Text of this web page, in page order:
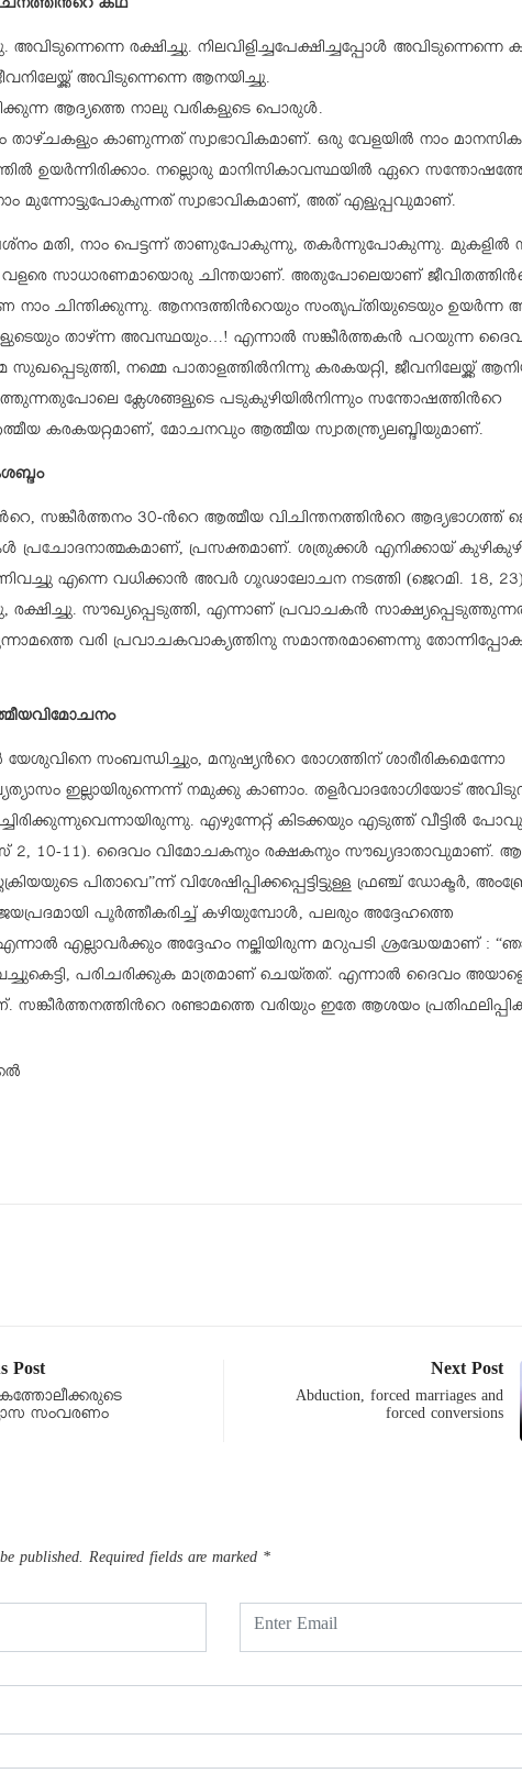
കഥ
രക്ഷിച്ചു. നിലവിളിച്ചപേക്ഷിച്ചപ്പോള്‍ അവിടുന്നെന്നെ
അവിടുന്നെന്നെ ആനയിച്ചു.
ആദ്യത്തെ നാലു വരികളുടെ പൊരുള്‍.
താഴ്ചകളും കാണുന്നത് സ്വാഭാവികമാണ്. ഒരു വേളയില്‍ നാം
ഉയര്‍ന്നിരിക്കാം. നല്ലൊരു മാനിസികാവസ്ഥയില്‍ ഏറെ
മുന്നോട്ടുപോകുന്നത് സ്വാഭാവികമാണ്, അത് എളുപ്പവുമാണ്.
മതി, നാം പെട്ടന്ന് താണുപോകുന്നു, തകര്‍ന്നുപോകുന്നു. മുകളില്‍
സാധാരണമായൊരു ചിന്തയാണ്. അതുപോലെയാണ്
നാം ചിന്തിക്കുന്നു. ആനന്ദത്തിന്‍റെയും സംതൃപ്തിയുടെയും ഉയര്‍ന്ന
താഴ്ന്ന അവസ്ഥയും…! എന്നാല്‍ സങ്കീര്‍ത്തകന്‍ പറയുന്ന
നമ്മെ പാതാളത്തില്‍നിന്നു കരകയറ്റി, ജീവനിലേയ്ക്ക്
ക്ലേശങ്ങളുടെ പടുകുഴിയില്‍നിന്നും സന്തോഷത്തിന്‍റെ
കരകയറ്റമാണ്, മോചനവും ആത്മീയ സ്വാതന്ത്ര്യലബ്ദിയുമാണ്.
സങ്കീര്‍ത്തനം 30-ന്‍റെ ആത്മീയ വിചിന്തനത്തിന്‍റെ ആദ്യഭാഗത്ത്
പ്രചോദനാത്മകമാണ്, പ്രസക്തമാണ്. ശത്രുക്കള്‍ എനിക്കായ്
എന്നെ വധിക്കാന്‍ അവര്‍ ഗൂഢാലോചന നടത്തി (ജെറമി. 18, 23).
സൗഖ്യപ്പെടുത്തി, എന്നാണ് പ്രവാചകന്‍
വരി പ്രവാചകവാക്യത്തിനു സമാന്തരമാണെന്നു
യേശുവിനെ സംബന്ധിച്ചും, മനുഷ്യന്‍റെ രോഗത്തിന് ശാരീരികമെന്നോ
ഇല്ലായിരുന്നെന്ന് നമുക്കു കാണാം. തളര്‍വാദരോഗിയോട്
എഴുന്നേറ്റ് കിടക്കയും എടുത്ത് വീട്ടില്‍
2, 10-11). ദൈവം വിമോചകനും രക്ഷകനും സൗഖ്യദാതാവുമാണ്.
പിതാവെ”ന്ന് വിശേഷിപ്പിക്കപ്പെട്ടിട്ടുള്ള ഫ്രഞ്ച് ഡോക്ടര്‍,
പൂര്‍ത്തീകരിച്ച് കഴിയുമ്പോള്‍, പലരും അദ്ദേഹത്തെ
എല്ലാവര്‍ക്കും അദ്ദേഹം നല്കിയിരുന്ന മറുപടി ശ്രദ്ധേയമാണ് :
പരിചരിക്കുക മാത്രമാണ് ചെയ്തത്. എന്നാല്‍ ദൈവം
രണ്ടാമത്തെ വരിയും ഇതേ ആശയം
Post
സംവരണം
Next Post
Abduction, forced marriages and
forced conversions
published. Required fields are marked *